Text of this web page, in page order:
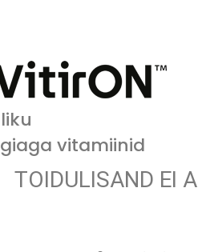
vitamiinid
TOIDULISAND EI